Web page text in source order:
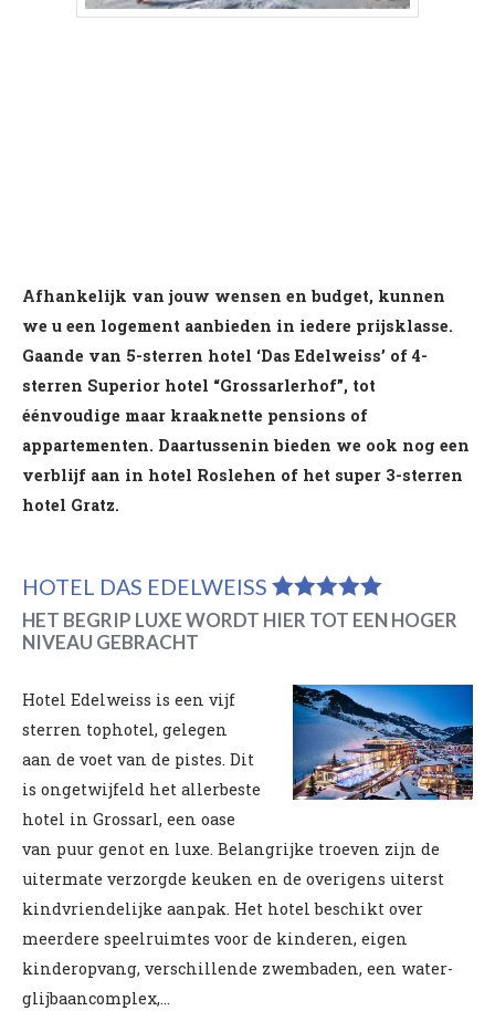
Afhankelijk van jouw wensen en budget, kunnen
we u een logement aanbieden in iedere prijsklasse.
Gaande van 5-sterren hotel ‘Das Edelweiss’ of 4-
sterren Superior hotel “Grossarlerhof”, tot
éénvoudige maar kraaknette pensions of
appartementen. Daartussenin bieden we ook nog een
verblijf aan in hotel Roslehen of het super 3-sterren
hotel Gratz.
HOTEL DAS EDELWEISS
HET BEGRIP LUXE WORDT HIER TOT EEN HOGER
NIVEAU GEBRACHT
Hotel Edelweiss is een vijf
sterren tophotel, gelegen
aan de voet van de pistes. Dit
is ongetwijfeld het allerbeste
hotel in Grossarl, een oase
van puur genot en luxe. Belangrijke troeven zijn de
uitermate verzorgde keuken en de overigens uiterst
kindvriendelijke aanpak. Het hotel beschikt over
meerdere speelruimtes voor de kinderen, eigen
kinderopvang, verschillende zwembaden, een water-
glijbaancomplex,...